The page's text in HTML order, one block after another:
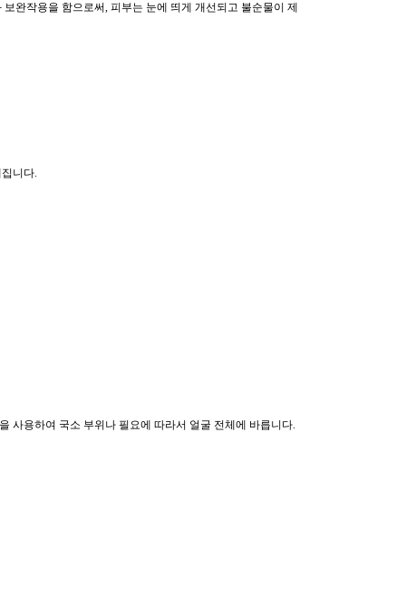
완작용을 함으로써, 피부는 눈에 띄게 개선되고 불순물이 제
니다.
사용하여 국소 부위나 필요에 따라서 얼굴 전체에 바릅니다.